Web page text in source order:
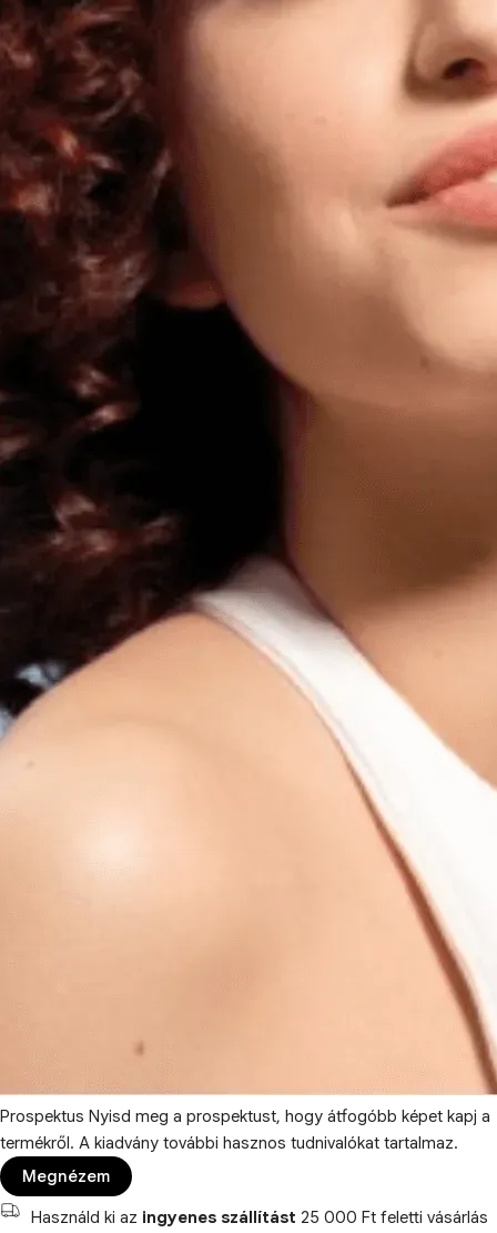
Prospektus Nyisd meg a prospektust, hogy átfogóbb képet kapj a
termékről. A kiadvány további hasznos tudnivalókat tartalmaz.
Megnézem
Használd ki az ingyenes szállítást 25 000 Ft feletti vásárlás